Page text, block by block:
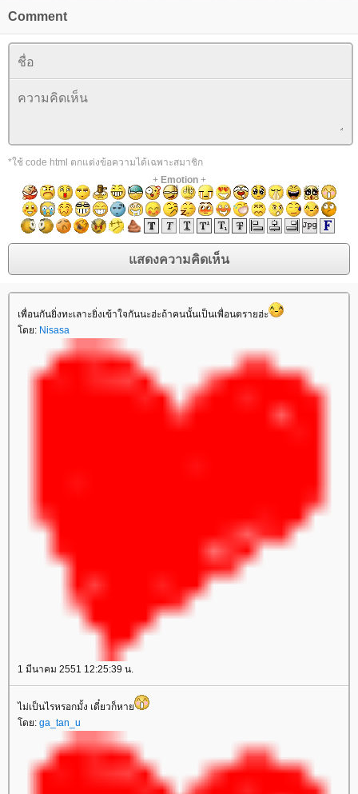
Comment
*ใช้ code html ตกแต่งข้อความได้เฉพาะสมาชิก
+ Emotion+
เพื่อนกันยิ่งทะเลาะยิ่งเข้าใจกันนะฮ่ะถ้าคนนั้นเป็นเพื่อนตรายฮ่ะ
ดย: Nisasa
1 มีนาคม 2551 12:25:39 น.
ไม่เป็นไรหรอกมั้ง เดี๋ยวก็หา
ดย: ga_tan_u